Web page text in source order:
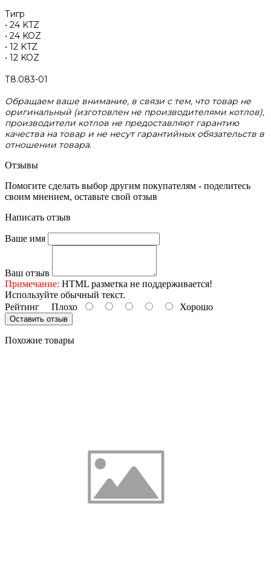
Тигр
• 24 KTZ
• 24 KOZ
• 12 KTZ
• 12 KOZ
Т8.083-01
Обращаем ваше внимание, в связи с тем, что товар не
оригинальный (изготовлен не производителями котлов),
производители котлов не предоставляют гарантию
качества на товар и не несут гарантийных обязательств в
отношении товара.
Отзывы
Помогите сделать выбор другим покупателям - поделитесь
своим мнением, оставьте свой отзыв
Написать отзыв
Ваше имя
Ваш отзыв
Примечание: HTML разметка не поддерживается!
Используйте обычный текст.
Рейтинг Плохо Хорошо
Оставить отзыв
Похожие товары